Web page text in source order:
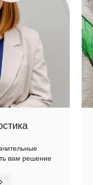
вам решение